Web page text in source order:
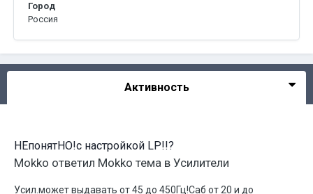
Город
Россия
Активность
НЕпонятНО!с настройкой LP!!?
Mokko ответил Mokko тема в Усилители
Усил.может выдавать от 45 до 450Гц!Саб от 20 и до